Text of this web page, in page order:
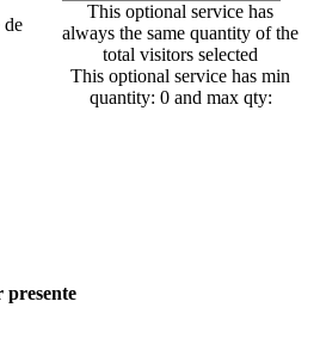
de
This optional service has
always the same quantity of the
total visitors selected
This optional service has min
quantity: 0 and max qty:
presente